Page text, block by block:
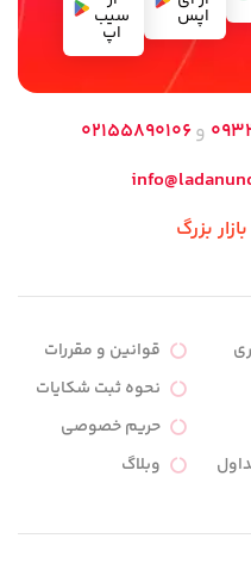
اپس سیب
اپ
و02155890106
بزرگ
قوانین و مقررات
نحوه ثبت شکایات
حریم خصوصی
وبلاگ